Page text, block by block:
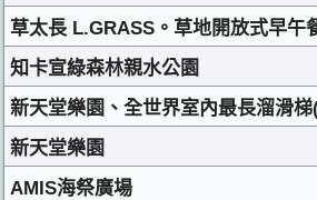
草太長 L.GRASS。草地開放式早午
知卡宣綠森林親水公園
新天堂樂園、全世界室內最長溜滑
新天堂樂園
AMIS海祭廣場